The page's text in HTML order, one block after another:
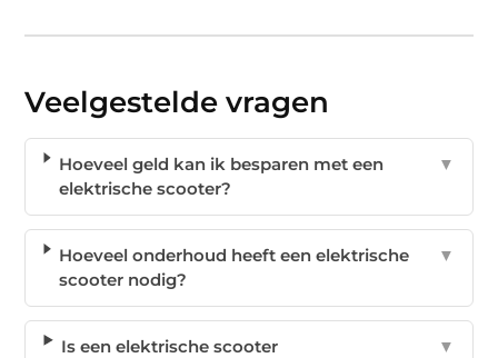
Veelgestelde vragen
Hoeveel geld kan ik besparen met een
elektrische scooter?
▼
Hoeveel onderhoud heeft een elektrische
scooter nodig?
▼
Is een elektrische scooter
▼